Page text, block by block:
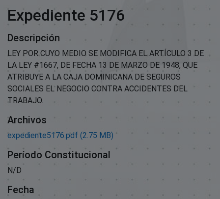
Expediente 5176
Descripción
LEY POR CUYO MEDIO SE MODIFICA EL ARTÍCULO 3 DE
LA LEY #1667, DE FECHA 13 DE MARZO DE 1948, QUE
ATRIBUYE A LA CAJA DOMINICANA DE SEGUROS
SOCIALES EL NEGOCIO CONTRA ACCIDENTES DEL
TRABAJO.
Archivos
expediente5176.pdf (2.75 MB)
Período Constitucional
N/D
Fecha